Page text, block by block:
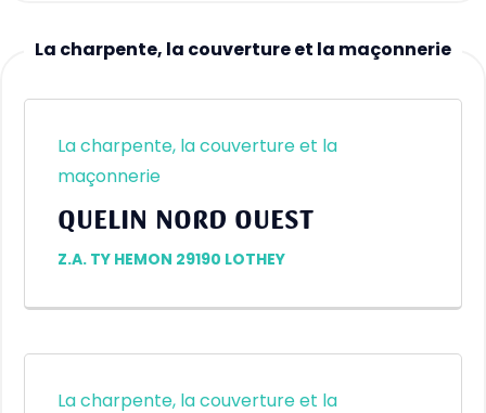
La charpente, la couverture et la maçonnerie
La charpente, la couverture et la
maçonnerie
QUELIN NORD OUEST
Z.A. TY HEMON 29190 LOTHEY
La charpente, la couverture et la